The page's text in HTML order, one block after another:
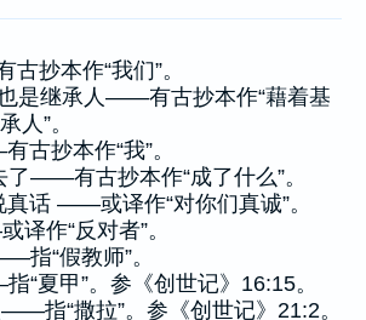
抄本作“我们”。
是继承人——有古抄本作“藉着基
人”。
古抄本作“我”。
了——有古抄本作“成了什么”。
话 ——或译作“对你们真诚”。
作“反对者”。
指“假教师”。
“夏甲”。参《创世记》16:15。
指“撒拉”。参《创世记》21:2。